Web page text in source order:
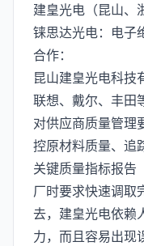
建皇光电（昆山、
铼思达光电：电子
合作：
昆山建皇光电科技
联想、戴尔、丰田
对供应商质量管理
控原材料质量、追
关键质量指标报告
厂时要求快速调取
去，建皇光电依赖
力，而且容易出现